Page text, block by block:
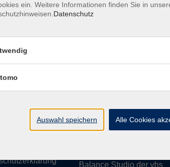
Tel. 0961 48178-0
Fax 0961 48178-55
Balance Studio der vhs
ein. Weitere Informationen finden Sie in
Datenschutz
Auswahl speichern Alle Cookies